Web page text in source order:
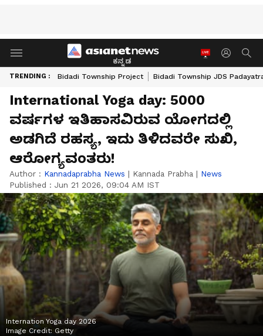
ಕನ್ನಡ
TRENDING : Bidadi Township Project Bidadi Township JDS
International Yoga day: 5000
ವರ್ಷಗಳ ಇತಿಹಾಸವಿರುವ ಯೋಗದಲ್ಲಿ
ಅಡಗಿದೆ ರಹಸ್ಯ, ಇದು ತಿಳಿದವರೇ ಸುಖಿ,
ಆರೋಗ್ಯವಂತರು!
Author : Kannadaprabha News | Kannada Prabha | News
Published : Jun 21 2026, 09:04 AM IST
Internation Yoga day 2026
Image Credit: Getty